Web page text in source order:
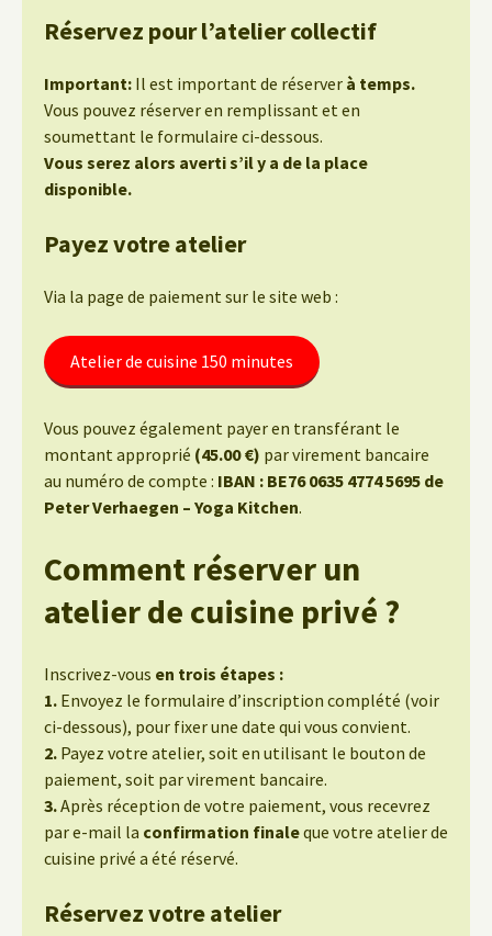
Réservez pour l’atelier collectif
Important: Il est important de réserver à temps.
Vous pouvez réserver en remplissant et en
soumettant le formulaire ci-dessous.
Vous serez alors averti s’il y a de la place
disponible.
Payez votre atelier
Via la page de paiement sur le site web :
Atelier de cuisine 150 minutes
Vous pouvez également payer en transférant le
montant approprié (45.00 €) par virement bancaire
au numéro de compte : IBAN : BE76 0635 4774 5695 de
Peter Verhaegen – Yoga Kitchen.
Comment réserver un
atelier de cuisine privé ?
Inscrivez-vous en trois étapes :
1. Envoyez le formulaire d’inscription complété (voir
ci-dessous), pour fixer une date qui vous convient.
2. Payez votre atelier, soit en utilisant le bouton de
paiement, soit par virement bancaire.
3.Après réception de votre paiement, vous recevrez
par e-mail la confirmation finaleque votre atelier de
cuisine privé a été réservé.
Réservez votre atelier